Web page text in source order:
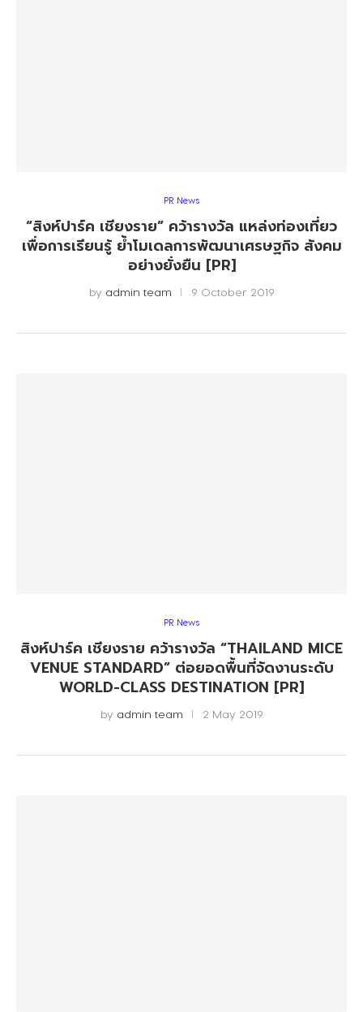
PR News
“สิงห์ปาร์ค เชียงราย” คว้ารางวัล แหล่งท่องเที่ยว
เพื่อการเรียนรู้ ย้ำโมเดลการพัฒนาเศรษฐกิจ สังคม
อย่างยั่งยืน [PR]
by admin team 9 October 2019
PR News
สิงห์ปาร์ค เชียงราย คว้ารางวัล “THAILAND MICE
VENUE STANDARD” ต่อยอดพื้นที่จัดงานระดับ
WORLD-CLASS DESTINATION [PR]
by admin team 2 May 2019